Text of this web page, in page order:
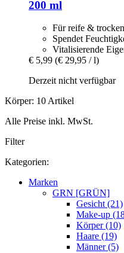
200 ml
Für reife &
Spendet
Vitalisierende
€ 5,99 (€ 29,95 / l)
Derzeit nicht verfügbar
Körper: 10 Artikel
Alle Preise inkl. MwSt.
Filter
Kategorien:
Marken
GRN [GRÜN]
Gesicht (21)
Make-up
Körper (10)
Haare (19)
Männer (5)